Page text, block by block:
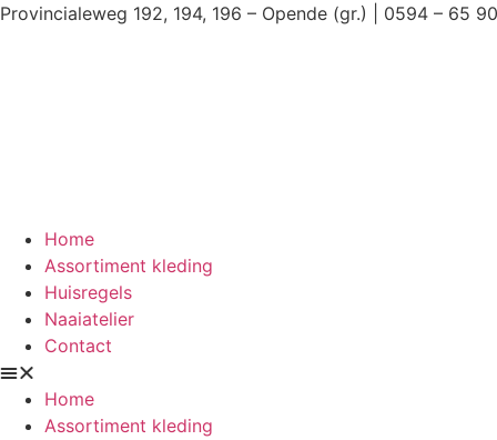
Ga
Provincialeweg 192, 194, 196 – Opende (gr.) | 0594 – 65
Home
Assortiment kleding
Huisregels
Naaiatelier
Contact
Home
Assortiment kleding